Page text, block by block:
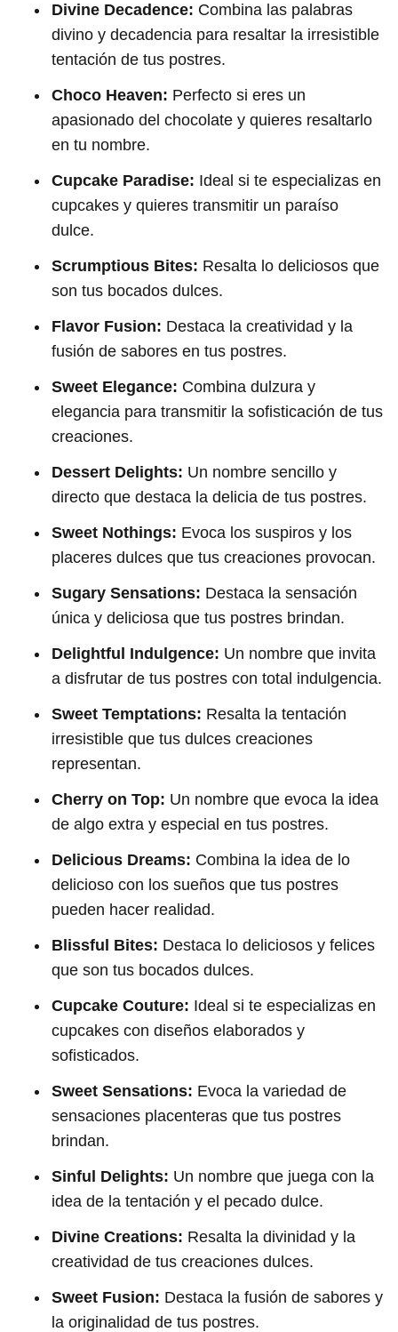
Divine Decadence: Combina las palabras
divino y decadencia para resaltar la irresistible
tentación de tus postres.
Choco Heaven: Perfecto si eres un
apasionado del chocolate y quieres resaltarlo
en tu nombre.
Cupcake Paradise: Ideal si te especializas en
cupcakes y quieres transmitir un paraíso
dulce.
Scrumptious Bites: Resalta lo deliciosos que
son tus bocados dulces.
Flavor Fusion: Destaca la creatividad y la
fusión de sabores en tus postres.
Sweet Elegance: Combina dulzura y
elegancia para transmitir la sofisticación de tus
creaciones.
Dessert Delights: Un nombre sencillo y
directo que destaca la delicia de tus postres.
Sweet Nothings: Evoca los suspiros y los
placeres dulces que tus creaciones provocan.
Sugary Sensations: Destaca la sensación
única y deliciosa que tus postres brindan.
Delightful Indulgence: Un nombre que invita
a disfrutar de tus postres con total indulgencia.
Sweet Temptations: Resalta la tentación
irresistible que tus dulces creaciones
representan.
Cherry on Top: Un nombre que evoca la idea
de algo extra y especial en tus postres.
Delicious Dreams: Combina la idea de lo
delicioso con los sueños que tus postres
pueden hacer realidad.
Blissful Bites: Destaca lo deliciosos y felices
que son tus bocados dulces.
Cupcake Couture: Ideal si te especializas en
cupcakes con diseños elaborados y
sofisticados.
Sweet Sensations: Evoca la variedad de
sensaciones placenteras que tus postres
brindan.
Sinful Delights: Un nombre que juega con la
idea de la tentación y el pecado dulce.
Divine Creations: Resalta la divinidad y la
creatividad de tus creaciones dulces.
Sweet Fusion: Destaca la fusión de sabores y
la originalidad de tus postres.